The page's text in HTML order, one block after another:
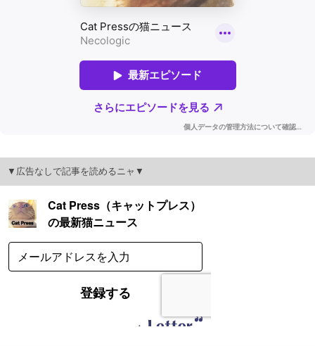
▼広告なしで記事を読めるニャ▼